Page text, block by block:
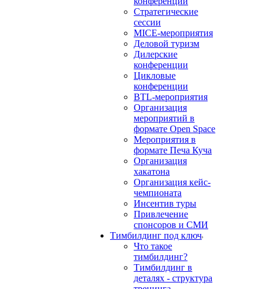
Стратегические
сессии
MICE-мероприятия
Деловой туризм
Дилерские
конференции
Цикловые
конференции
BTL-мероприятия
Организация
мероприятий в
формате Open Space
Мероприятия в
формате Печа Куча
Организация
хакатона
Организация кейс-
чемпионата
Инсентив туры
Привлечение
спонсоров и СМИ
Тимбилдинг под ключ
Что такое
тимбилдинг?
Тимбилдинг в
деталях - структура